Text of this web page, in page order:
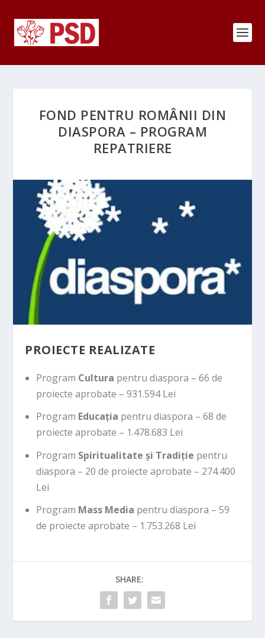
FOND PENTRU ROMÂNII DIN
DIASPORA – PROGRAM
REPATRIERE
PROIECTE REALIZATE
Program Cultura pentru diaspora – 66 de
proiecte aprobate – 931.594 Lei
Program Educația pentru diaspora – 68 de
proiecte aprobate – 1.478.683 Lei
Program Spiritualitate și Tradiție pentru
diaspora – 20 de proiecte aprobate – 274.400
Lei
Program Mass Media pentru diaspora – 59
de proiecte aprobate – 1.753.268 Lei
SHARE: